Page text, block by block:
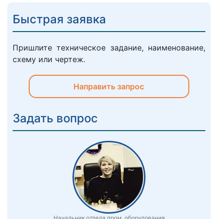
Быстрая заявка
Пришлите техническое задание, наименование,
схему или чертеж.
Направить запрос
Задать вопрос